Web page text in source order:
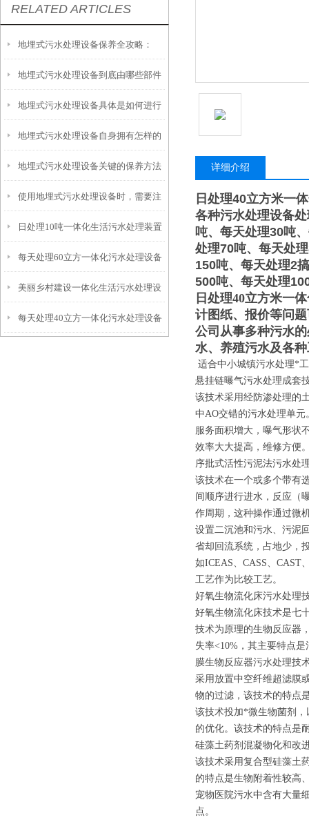
RELATED ARTICLES
地埋式污水处理设备保养全攻略：
让“地下卫士”持续高效运转
地埋式污水处理设备到底由哪些部件
撑起？核心结构一文拆解
地埋式污水处理设备具体是如何进行
安装的呢？
地埋式污水处理设备自身拥有怎样的
特点呢？
地埋式污水处理设备关键的保养方法
使用地埋式污水处理设备时，需要注
意以下事项
日处理10吨一体化生活污水处理装置
每天处理60立方一体化污水处理设备
美丽乡村建设一体化生活污水处理设
备
每天处理40立方一体化污水处理设备
详细介绍
日处理40立方米一
各种污水处理设备
吨、每天处理30吨
处理70吨、每天处
150吨、每天处理2
500吨、每天处理
日处理40立方米一
计图纸、报价等问
公司从事多种污水
水、养殖污水及各
适合中小城镇污水处理*
悬挂链曝气污水处理成套
该技术采用经防渗处理的
中AO交错的污水处理单
服务面积增大，曝气形状
效率大大提高，维修方便
序批式活性污泥法污水处
该技术在一个或多个带有
间顺序进行进水，反应（
作周期，这种操作通过微
设置二沉池和污水、污泥
省却回流系统，占地少，
如ICEAS、CASS、CAST
工艺作为比较工艺。
好氧生物流化床污水处理
好氧生物流化床技术是七
技术为原理的生物反应器
失率<10%，其主要特点
膜生物反应器污水处理技
采用放置中空纤维超滤膜
物的过滤，该技术的特点
该技术投加*微生物菌剂
的优化。该技术的特点是
硅藻土药剂混凝物化和改
该技术采用复合型硅藻土
的特点是生物附着性较高
宠物医院污水中含有大量
点。